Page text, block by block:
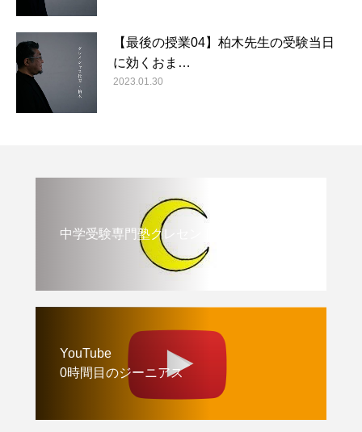
【最後の授業04】柏木先生の受験当日
に効くおま…
2023.01.30
中学受験専門塾クレセント
YouTube
0時間目のジーニアス